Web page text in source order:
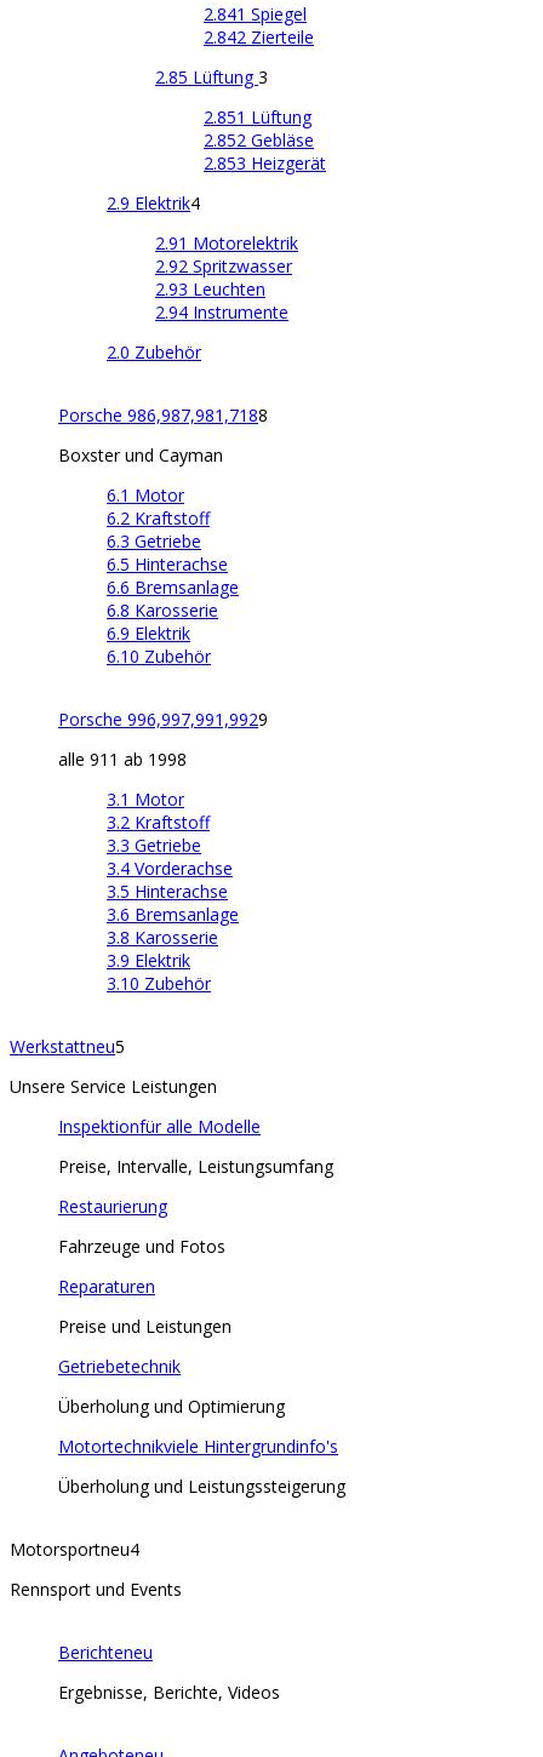
2.841 Spiegel
2.842 Zierteile
2.85 Lüftung3
2.851 Lüftung
2.852 Gebläse
2.853 Heizgerät
2.9 Elektrik4
2.91 Motorelektrik
2.92 Spritzwasser
2.93 Leuchten
2.94 Instrumente
2.0 Zubehör
Porsche 986,987,981,7188
Boxster und Cayman
6.1 Motor
6.2 Kraftstoff
6.3 Getriebe
6.5 Hinterachse
6.6 Bremsanlage
6.8 Karosserie
6.9 Elektrik
6.10 Zubehör
Porsche 996,997,991,9929
alle 911 ab 1998
3.1 Motor
3.2 Kraftstoff
3.3 Getriebe
3.4 Vorderachse
3.5 Hinterachse
3.6 Bremsanlage
3.8 Karosserie
3.9 Elektrik
3.10 Zubehör
Werkstattneu5
Unsere Service Leistungen
Inspektionfür alle Modelle
Preise, Intervalle, Leistungsumfang
Restaurierung
Fahrzeuge und Fotos
Reparaturen
Preise und Leistungen
Getriebetechnik
Überholung und Optimierung
Motortechnikviele Hintergrundinfo's
Überholung und Leistungssteigerung
Motorsportneu4
Rennsport und Events
Berichteneu
Ergebnisse, Berichte, Videos